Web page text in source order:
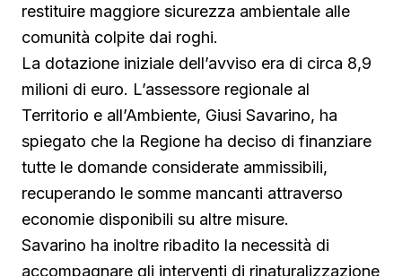
restituire maggiore sicurezza ambientale alle
comunità colpite dai roghi.
La dotazione iniziale dell’avviso era di circa 8,9
milioni di euro. L’assessore regionale al
Territorio e all’Ambiente, Giusi Savarino, ha
spiegato che la Regione ha deciso di finanziare
tutte le domande considerate ammissibili,
recuperando le somme mancanti attraverso
economie disponibili su altre misure.
Savarino ha inoltre ribadito la necessità di
accompagnare gli interventi di rinaturalizzazione